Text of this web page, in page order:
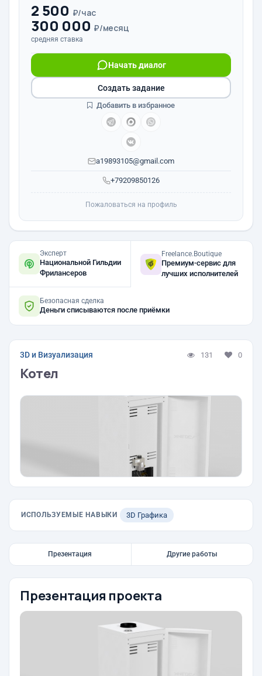
2 500 ₽/час
300 000 ₽/месяц
средняя ставка
+79209850126
Начать диалог
a19893105@gmail.com
Создать задание
Добавить в избранное
Пожаловаться на профиль
Эксперт
Национальной Гильдии
Фрилансеров
Freelance.Boutique
Премиум-сервис для
лучших исполнителей
Безопасная сделка
Деньги списываются после приёмки
3D и Визуализация 131 0
Котел
ИСПОЛЬЗУЕМЫЕ НАВЫКИ 3D Графика
Презентация Другие работы
Презентация проекта